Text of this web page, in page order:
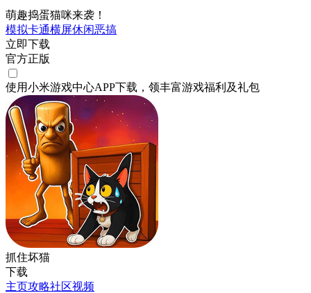
萌趣捣蛋猫咪来袭！
模拟卡通横屏休闲恶搞
立即下载
官方正版
使用小米游戏中心APP下载 ，领丰富游戏福利 及礼包
抓住坏猫
下载
主页攻略社区视频